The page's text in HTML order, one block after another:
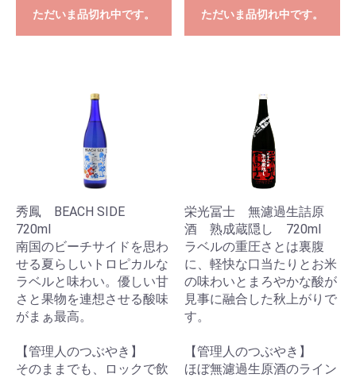
ただいま品切れ中です。 ただいま品切れ中です。
秀鳳 BEACH SIDE
720ml
南国のビーチサイドを思わ
せる夏らしいトロピカルな
ラベルと味わい。優しい甘
さと果物を連想させる酸味
がまぁ最高。
【管理人のつぶやき】
そのままでも、ロックで飲
栄光冨士 無濾過生詰原
酒 熟成蔵隠し 720ml
ラベルの重圧さとは裏腹
に、軽快な口当たりとお米
の味わいとまろやかな酸が
見事に融合した秋上がりで
す。
【管理人のつぶやき】
ほぼ無濾過生原酒のライン